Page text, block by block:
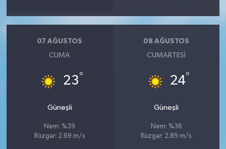
07 AĞUSTOS
CUMA
23°
Güneşli
Nem: %39
Rüzgar: 2.69 m/s
08 AĞUSTOS
CUMARTESI
24°
Güneşli
Nem: %36
Rüzgar: 2.89 m/s